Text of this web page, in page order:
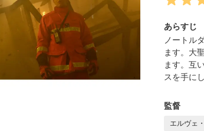
あらすじ
ノートル
ます。大
ます。互
スを手に
監督
エルヴェ